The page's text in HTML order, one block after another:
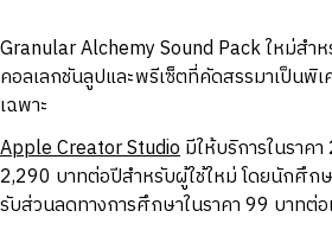
Granular Alchemy Sound Pack ใหม่สำ
คอลเลกชันลูปและพรีเซ็ตที่คัดสรรมาเป็นพิ
เฉพาะ
Apple Creator Studioมีให้บริการในราค
2,290 บาทต่อปีสำหรับผู้ใช้ใหม่ โดยนักศึ
รับส่วนลดทางการศึกษาในราคา 99 บาทต่